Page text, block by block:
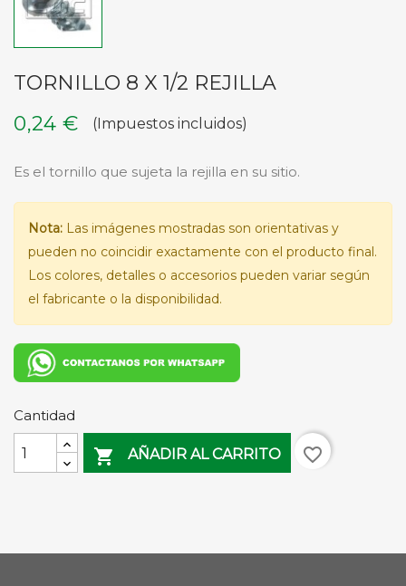
TORNILLO 8 X 1/2 REJILLA
0,24 €
(Impuestos incluidos)
Es el tornillo que sujeta la rejilla en su sitio.
Nota: Las imágenes mostradas son orientativas y
pueden no coincidir exactamente con el producto final.
Los colores, detalles o accesorios pueden variar según
el fabricante o la disponibilidad.
Cantidad
 AÑADIR AL CARRITO favorite_border